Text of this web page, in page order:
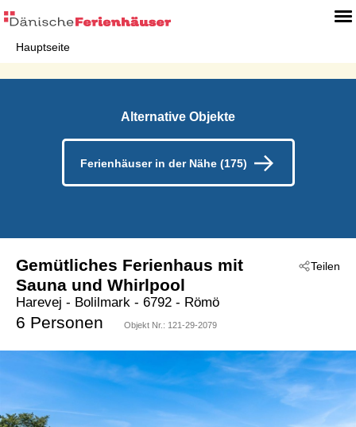
Hauptseite
Alternative Objekte
Ferienhäuser in der Nähe (175)
Teilen
Gemütliches Ferienhaus mit
Sauna und Whirlpool
Harevej - Bolilmark - 6792 - Römö
6 Personen Objekt Nr.: 121-29-2079